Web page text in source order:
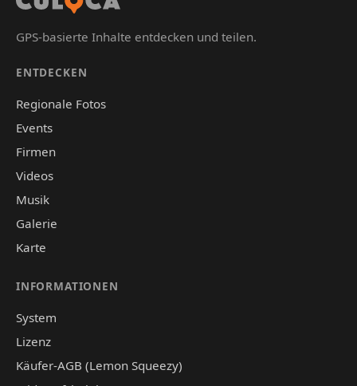
GPS-basierte Inhalte entdecken und teilen.
ENTDECKEN
Regionale Fotos
Events
Firmen
Videos
Musik
Galerie
Karte
INFORMATIONEN
System
Lizenz
Käufer-AGB (Lemon Squeezy)